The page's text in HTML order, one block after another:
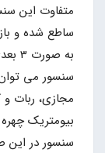
متفاوت این
ساطع شده و
به
سنسور می
مجازی، ربات
سنسور در